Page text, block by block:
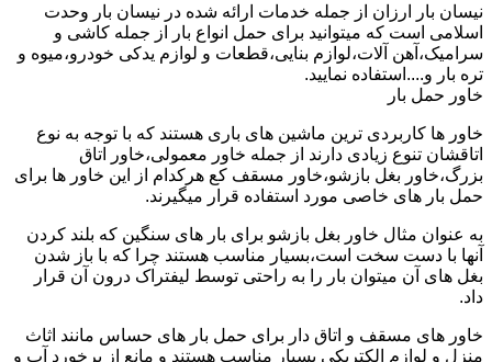
نیسان بار ارزان از جمله خدمات ارائه شده در نیسان بار وحدت
اسلامی است که میتوانید برای حمل انواع بار از جمله کاشی و
سرامیک،آهن آلات،لوازم بنایی،قطعات و لوازم یدکی خودرو،میوه و
تره بار و....استفاده نمایید.
خاور حمل بار
خاور ها کاربردی ترین ماشین های باری هستند که با توجه به نوع
اتاقشان تنوع زیادی دارند از جمله خاور معمولی،خاور اتاق
بزرگ،خاور بغل بازشو،خاور مسقف کع هرکدام از این خاور ها برای
حمل بار های خاصی مورد استفاده قرار میگیرند.
به عنوان مثال خاور بغل بازشو برای بار های سنگین که بلند کردن
آنها با دست سخت است،بسیار مناسب هستند چرا که با باز شدن
بغل های آن میتوان بار را به راحتی توسط لیفتراک درون آن قرار
داد.
خاور های مسقف و اتاق دار برای حمل بار های حساس مانند اثاث
منزل و لوازم الکتریکی بسیار مناسب هستند و مانع از برخورد آب و